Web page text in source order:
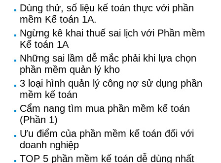
Dùng thử, số liệu kế toán thực với phần
mềm Kế toán 1A.
Ngừng kê khai thuế sai lịch với Phần mềm
Kế toán 1A
Những sai lầm dễ mắc phải khi lựa chọn
phần mềm quản lý kho
3 loại hình quản lý công nợ sử dụng phần
mềm kế toán
Cẩm nang tìm mua phần mềm kế toán
(Phần 1)
Ưu điểm của phần mềm kế toán đối với
doanh nghiệp
TOP 5 phần mềm kế toán dễ dùng nhất